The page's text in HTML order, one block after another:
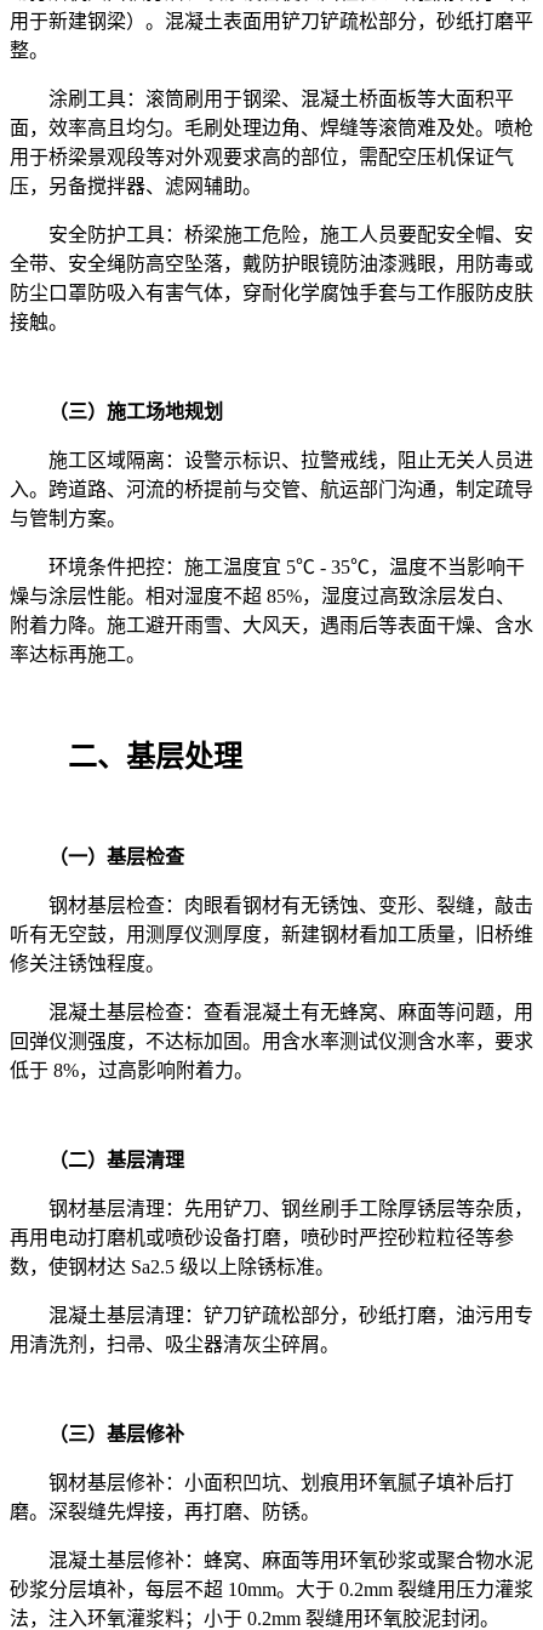
用于新建钢梁）。混凝土表面用铲刀铲疏松部分，砂纸打磨平
整。
涂刷工具：滚筒刷用于钢梁、混凝土桥面板等大面积平
面，效率高且均匀。毛刷处理边角、焊缝等滚筒难及处。喷枪
用于桥梁景观段等对外观要求高的部位，需配空压机保证气
压，另备搅拌器、滤网辅助。
安全防护工具：桥梁施工危险，施工人员要配安全帽、安
全带、安全绳防高空坠落，戴防护眼镜防油漆溅眼，用防毒或
防尘口罩防吸入有害气体，穿耐化学腐蚀手套与工作服防皮肤
接触。
（三）施工场地规划
施工区域隔离：设警示标识、拉警戒线，阻止无关人员进
入。跨道路、河流的桥提前与交管、航运部门沟通，制定疏导
与管制方案。
环境条件把控：施工温度宜 5℃ - 35℃，温度不当影响干
燥与涂层性能。相对湿度不超 85%，湿度过高致涂层发白、
附着力降。施工避开雨雪、大风天，遇雨后等表面干燥、含水
率达标再施工。
二、基层处理
（一）基层检查
钢材基层检查：肉眼看钢材有无锈蚀、变形、裂缝，敲击
听有无空鼓，用测厚仪测厚度，新建钢材看加工质量，旧桥维
修关注锈蚀程度。
混凝土基层检查：查看混凝土有无蜂窝、麻面等问题，用
回弹仪测强度，不达标加固。用含水率测试仪测含水率，要求
低于 8%，过高影响附着力。
（二）基层清理
钢材基层清理：先用铲刀、钢丝刷手工除厚锈层等杂质，
再用电动打磨机或喷砂设备打磨，喷砂时严控砂粒粒径等参
数，使钢材达 Sa2.5 级以上除锈标准。
混凝土基层清理：铲刀铲疏松部分，砂纸打磨，油污用专
用清洗剂，扫帚、吸尘器清灰尘碎屑。
（三）基层修补
钢材基层修补：小面积凹坑、划痕用环氧腻子填补后打
磨。深裂缝先焊接，再打磨、防锈。
混凝土基层修补：蜂窝、麻面等用环氧砂浆或聚合物水泥
砂浆分层填补，每层不超 10mm。大于 0.2mm 裂缝用压力灌浆
法，注入环氧灌浆料；小于 0.2mm 裂缝用环氧胶泥封闭。